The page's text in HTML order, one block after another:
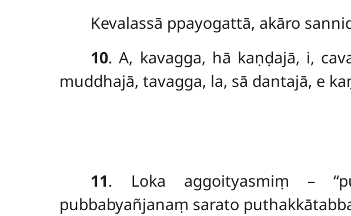
Kevalassā ppayogattā, akāro
10. A, kavagga, hā kaṇḍajā, i,
muddhajā, tavagga, la, sā dantajā, e
11. Loka aggoityasmiṃ –
pubbabyañjanaṃ sarato